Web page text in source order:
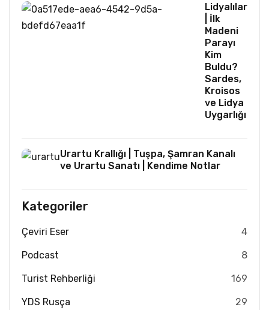
Lidyalılar
| İlk
Madeni
Parayı
Kim
Buldu?
Sardes,
Kroisos
ve Lidya
Uygarlığı
Urartu Krallığı | Tuşpa, Şamran Kanalı
ve Urartu Sanatı | Kendime Notlar
Kategoriler
Çeviri Eser 4
Podcast 8
Turist Rehberliği 169
YDS Rusça 29